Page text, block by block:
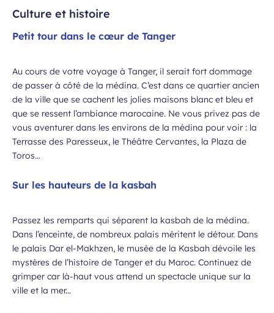
Culture et histoire
Petit tour dans le cœur de Tanger
Au cours de votre voyage à Tanger, il serait fort dommage
de passer à côté de la médina. C’est dans ce quartier ancien
de la ville que se cachent les jolies maisons blanc et bleu et
que se ressent l’ambiance marocaine. Ne vous privez pas de
vous aventurer dans les environs de la médina pour voir : la
Terrasse des Paresseux, le Théâtre Cervantes, la Plaza de
Toros…
Sur les hauteurs de la kasbah
Passez les remparts qui séparent la kasbah de la médina.
Dans l’enceinte, de nombreux palais méritent le détour. Dans
le palais Dar el-Makhzen, le musée de la Kasbah dévoile les
mystères de l’histoire de Tanger et du Maroc. Continuez de
grimper car là-haut vous attend un spectacle unique sur la
ville et la mer...
la newsletter